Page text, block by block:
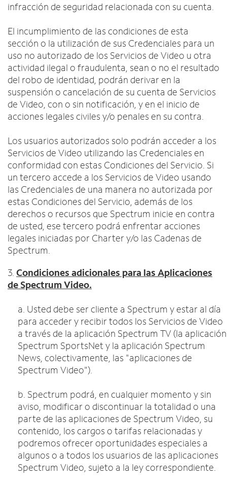
infracción de seguridad relacionada con su cuenta.
El incumplimiento de las condiciones de esta
sección o la utilización de sus Credenciales para un
uso no autorizado de los Servicios de Video u otra
actividad ilegal o fraudulenta, sean o no el resultado
del robo de identidad, podrán derivar en la
suspensión o cancelación de su cuenta de Servicios
de Video, con o sin notificación, y en el inicio de
acciones legales civiles y/o penales en su contra.
Los usuarios autorizados solo podrán acceder a los
Servicios de Video utilizando las Credenciales en
conformidad con estas Condiciones del Servicio. Si
un tercero accede a los Servicios de Video usando
las Credenciales de una manera no autorizada por
estas Condiciones del Servicio, además de los
derechos o recursos que Spectrum inicie en contra
de usted, ese tercero podrá enfrentar acciones
legales iniciadas por Charter y/o las Cadenas de
Spectrum.
3. Condiciones adicionales para las Aplicaciones
de Spectrum Video.
a. Usted debe ser cliente a Spectrum y estar al día
para acceder y recibir todos los Servicios de Video
a través de la aplicación Spectrum TV (la aplicación
Spectrum SportsNet y la aplicación Spectrum
News, colectivamente, las "aplicaciones de
Spectrum Video").
b. Spectrum podrá, en cualquier momento y sin
aviso, modificar o discontinuar la totalidad o una
parte de las aplicaciones de Spectrum Video, su
contenido, los cargos o tarifas relacionadas y
podremos ofrecer oportunidades especiales a
algunos o a todos los usuarios de las aplicaciones
Spectrum Video, sujeto a la ley correspondiente.